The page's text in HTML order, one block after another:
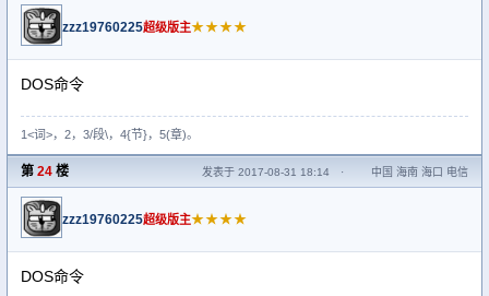
zzz19760225超级版主★★★★
DOS命令
1<词>，2，3/段\，4{节}，5(章)。
第 24 楼 发表于 2017-08-31 18:14 · 中国 海南 海口 电信
zzz19760225超级版主★★★★
DOS命令